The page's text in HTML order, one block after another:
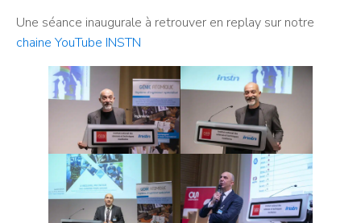
Une séance inaugurale à retrouver en replay sur notre
chaine YouTube INSTN